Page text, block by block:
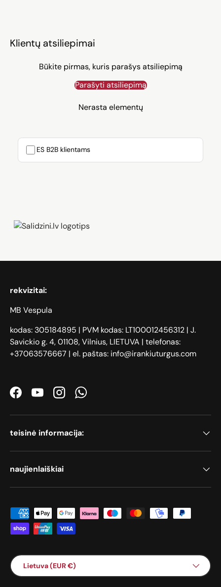
Klientų atsiliepimai
Būkite pirmas, kuris parašys atsiliepimą
Parašyti atsiliepimą
Nerasta elementų
ES B2B klientams
Zāģi, iPhone, Dyson, Mobilie
rekvizitai:
MB Vespula
kodas: 305184895 | PVM kodas: LT100012456312 | J.
Savickio g. 4, 01108, Vilnius, LIETUVA | telefonas:
+37063576667 | el. paštas: info@irankiuturgus.com
FacebookYouTubeInstagramWhatsApp
teisinė informacija:
naujienlaiškiai
Priimami mokėjimo būdai
Šalis / Regionas
Lietuva (EUR €)